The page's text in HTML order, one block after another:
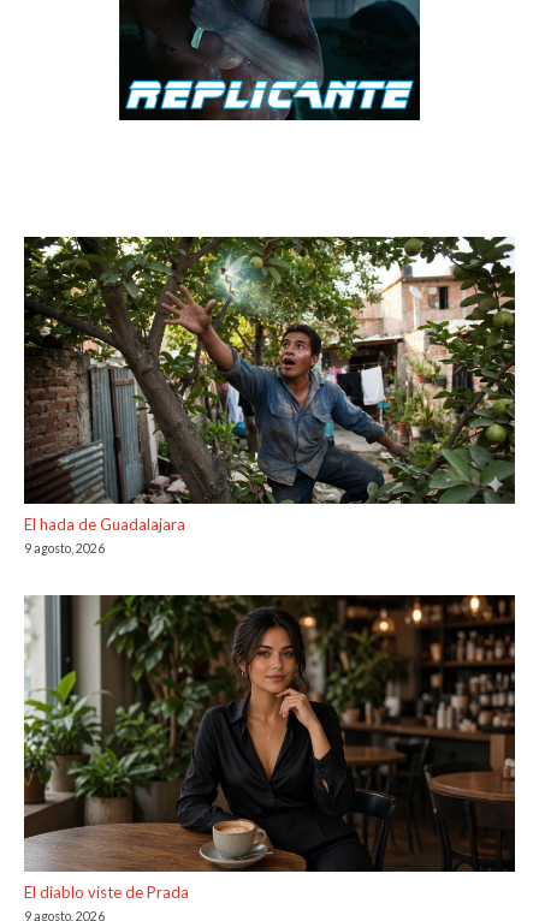
El hada de Guadalajara
9 agosto, 2026
El diablo viste de Prada
9 agosto, 2026